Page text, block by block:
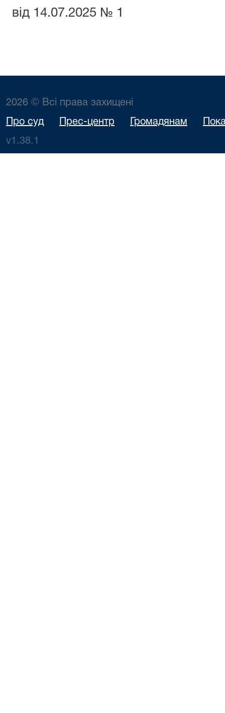
від 14.07.2025 № 1
2026 © Всі права захищені
Про суд Прес-центр Громадянам
v1.38.1